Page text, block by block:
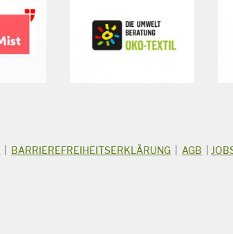
BARRIEREFREIHEITSERKLÄRUNG |AGB |